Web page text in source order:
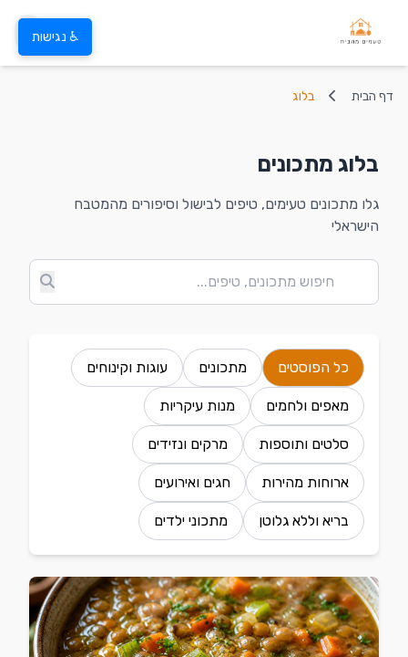
דף הבית בלוג
בלוג מתכונים
גלו מתכונים טעימים, טיפים לבישול וסיפורים מהמטבח
הישראלי
כל הפוסטים מתכונים עוגות וקינוחים
מאפים ולחמים מנות עיקריות
סלטים ותוספות מרקים ונזידים
ארוחות מהירות חגים ואירועים
בריא וללא גלוטן מתכוני ילדים
♿ נגישות